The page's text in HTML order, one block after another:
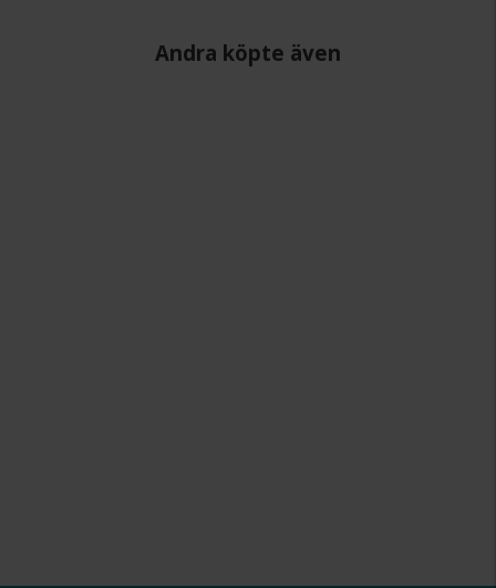
Andra köpte även